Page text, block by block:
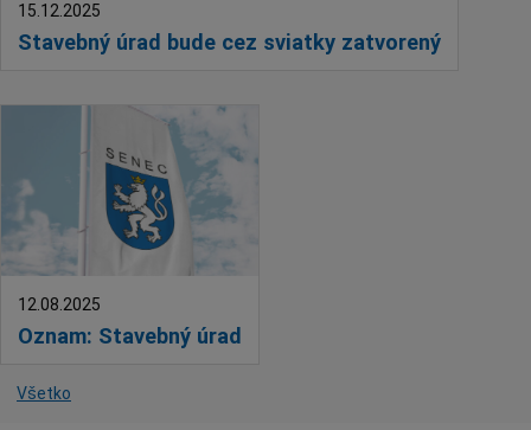
Duchovný život
EkoMesto
Pracovné ponuky
Stavebný úrad bude cez sviatky zatvorený
15.12.2025
Oznam: Stavebný úrad
12.08.2025
Všetko